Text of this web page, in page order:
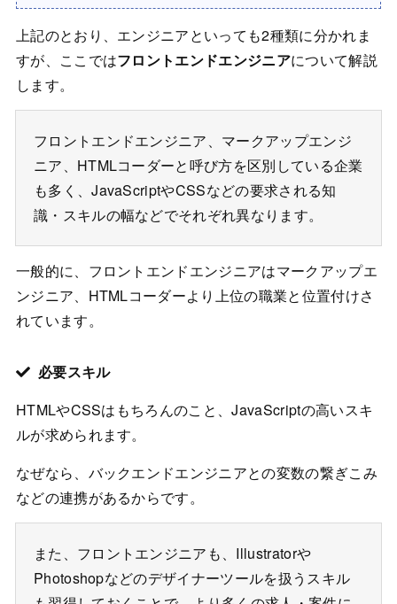
上記のとおり、エンジニアといっても2種類に分かれま
すが、ここではフロントエンドエンジニアについて解説
します。
フロントエンドエンジニア、マークアップエンジ
ニア、HTMLコーダーと呼び方を区別している企業
も多く、JavaScriptやCSSなどの要求される知
識・スキルの幅などでそれぞれ異なります。
一般的に、フロントエンドエンジニアはマークアップエ
ンジニア、HTMLコーダーより上位の職業と位置付けさ
れています。
必要スキル
HTMLやCSSはもちろんのこと、JavaScriptの高いスキ
ルが求められます。
なぜなら、バックエンドエンジニアとの変数の繋ぎこみ
などの連携があるからです。
また、フロントエンジニアも、Illustratorや
Photoshopなどのデザイナーツールを扱うスキル